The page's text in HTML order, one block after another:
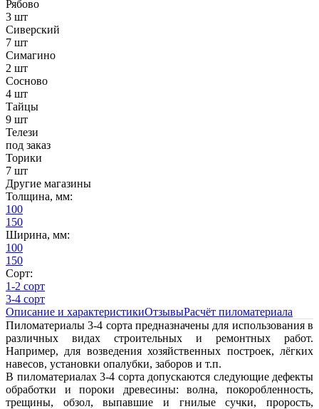
Рябово
3 шт
Сиверский
7 шт
Симагино
2 шт
Сосново
4 шт
Тайцы
9 шт
Телези
под заказ
Торики
7 шт
Другие магазины
Толщина, мм:
100
150
Ширина, мм:
100
150
Сорт:
1-2 сорт
3-4 сорт
Описание и характеристикиОтзывыРасчёт пиломатериала
Пиломатериалы 3-4 сорта предназначены для использования в
различных видах строительных и ремонтных работ.
Например, для возведения хозяйственных построек, лёгких
навесов, установки опалубки, заборов и т.п.
В пиломатериалах 3-4 сорта допускаются следующие дефекты
обработки и пороки древесины: волна, покоробленность,
трещины, обзол, выпавшие и гнилые сучки, прорость,